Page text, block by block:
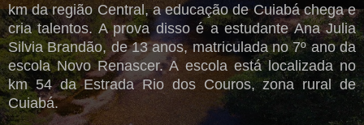
km da região Central, a educação de Cuiabá chega e
cria talentos. A prova disso é a estudante Ana Julia
Silvia Brandão, de 13 anos, matriculada no 7º ano da
escola Novo Renascer. A escola está localizada no
km 54 da Estrada Rio dos Couros, zona rural de
Cuiabá.